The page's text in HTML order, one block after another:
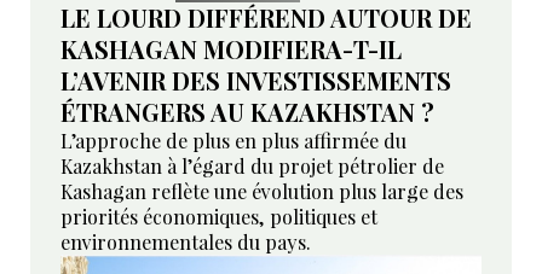
LE LOURD DIFFÉREND AUTOUR DE
KASHAGAN MODIFIERA-T-IL
L’AVENIR DES INVESTISSEMENTS
ÉTRANGERS AU KAZAKHSTAN ?
L’approche de plus en plus affirmée du
Kazakhstan à l’égard du projet pétrolier de
Kashagan reflète une évolution plus large des
priorités économiques, politiques et
environnementales du pays.